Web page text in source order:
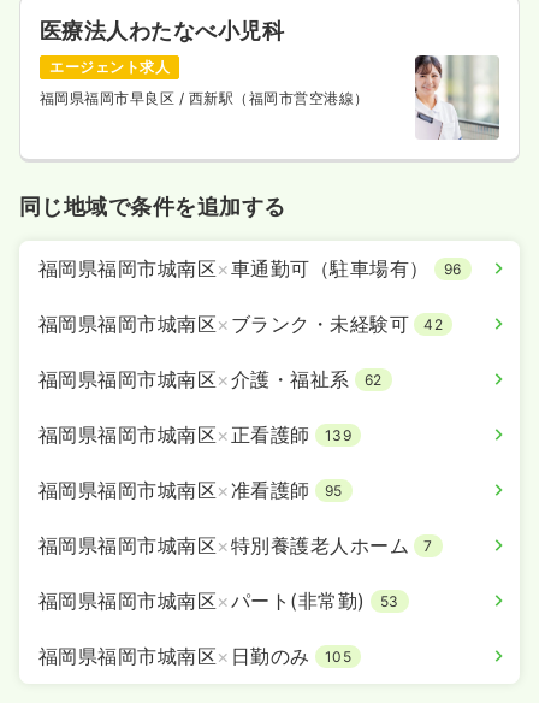
医療法人わたなべ小児科
エージェント求人
福岡県福岡市早良区 / 西新駅（福岡市営空港線）
同じ地域で条件を追加する
福岡県福岡市城南区×車通勤可（駐車場有） 96
福岡県福岡市城南区× ブランク・未経験可 42
福岡県福岡市城南区×介護・福祉系 62
福岡県福岡市城南区× 正看護師 139
福岡県福岡市城南区×准看護師 95
福岡県福岡市城南区×特別養護老人ホーム 7
福岡県福岡市城南区×パート(非常勤) 53
福岡県福岡市城南区× 日勤のみ 105